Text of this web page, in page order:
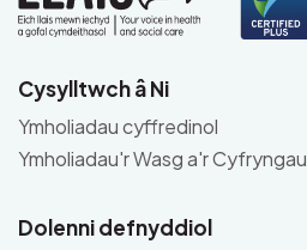
Cysylltwch â Ni
Ymholiadau cyffredinol
Ymholiadau'r Wasg a'r Cyfryngau
Dolenni defnyddiol